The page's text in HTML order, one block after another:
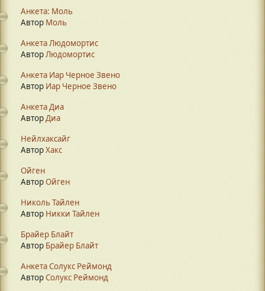
Анкета: Моль
Автор Моль
Анкета Людомортис
АвторЛюдомортис
Анкета Иар Черное Звено
Автор Иар Черное Звено
Анкета Диа
АвторДиа
Нейлхаксайг
АвторХакс
Ойген
АвторОйген
Николь Тайлен
Автор Никки Тайлен
Брайер Блайт
Автор Брайер Блайт
Анкета Солукс Реймонд
АвторСолукс Реймонд